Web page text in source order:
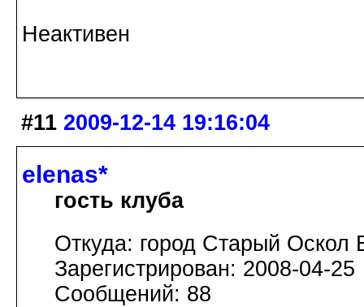
Неактивен
#11 2009-12-14 19:16:04
elenas*
гость клуба
Откуда: город Старый Оскол
Зарегистрирован: 2008-04-25
Сообщений: 88